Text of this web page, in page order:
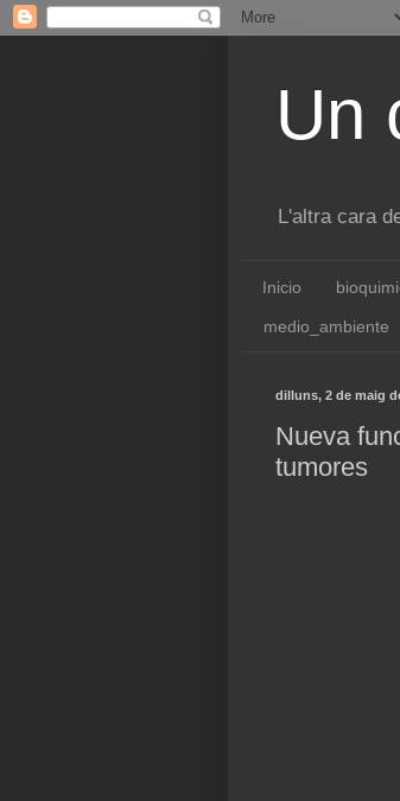
Un
L'altra cara
Inicio
medio_ambiente
dilluns, 2 de maig
Nueva
tumores